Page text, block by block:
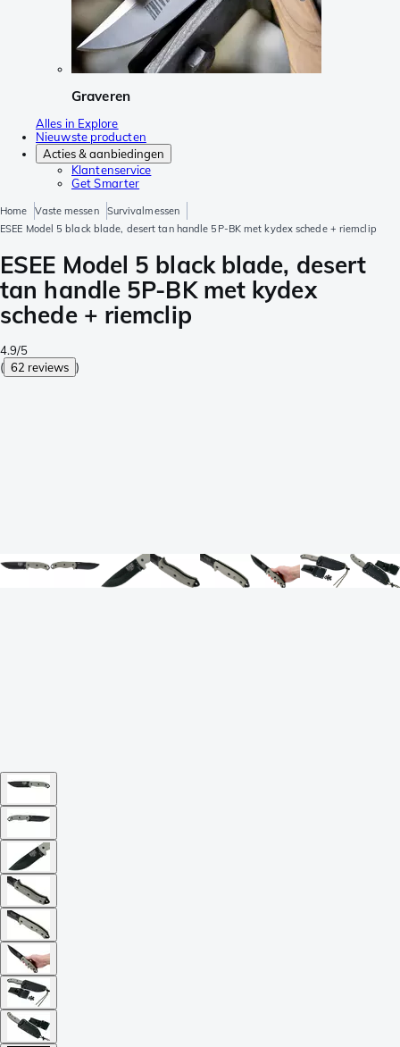
Graveren
Alles in Explore
Nieuwste producten
Acties & aanbiedingen
Klantenservice
Get Smarter
Home Vaste messen
Survivalmessen
ESEE Model 5 black blade, desert tan handle 5P-BK met kydex schede + riemclip
ESEE Model 5 black blade, desert
tan handle 5P-BK met kydex
schede + riemclip
4.9/5
( 62 reviews )